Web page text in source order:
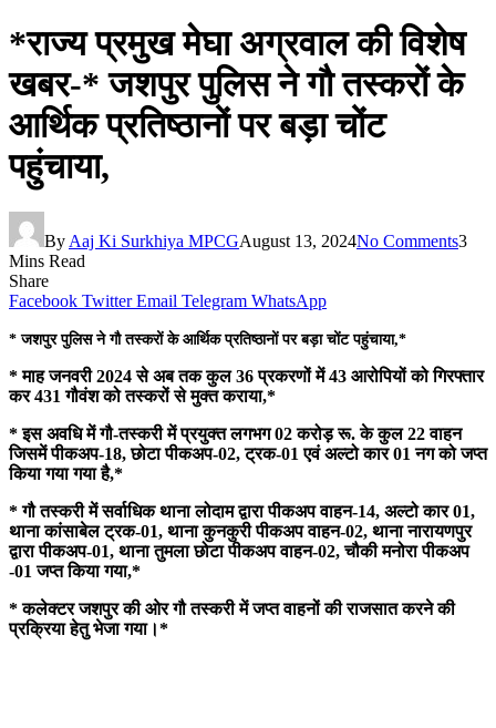
*राज्य प्रमुख मेघा अग्रवाल की विशेष
खबर-* जशपुर पुलिस ने गौ तस्करों के
आर्थिक प्रतिष्ठानों पर बड़ा चोंट
पहुंचाया,
By Aaj Ki Surkhiya MPCGAugust 13, 2024No Comments3
Mins Read
Share
Facebook Twitter Email Telegram WhatsApp
* जशपुर पुलिस ने गौ तस्करों के आर्थिक प्रतिष्ठानों पर बड़ा चोंट पहुंचाया,*
* माह जनवरी 2024 से अब तक कुल 36 प्रकरणों में 43 आरोपियों को गिरफ्तार
कर 431 गौवंश को तस्करों से मुक्त कराया,*
* इस अवधि में गौ-तस्करी में प्रयुक्त लगभग 02 करोड़ रू. के कुल 22 वाहन
जिसमें पीकअप-18, छोटा पीकअप-02, ट्रक-01 एवं अल्टो कार 01 नग को जप्त
किया गया गया है,*
* गौ तस्करी में सर्वाधिक थाना लोदाम द्वारा पीकअप वाहन-14, अल्टो कार 01,
थाना कांसाबेल ट्रक-01, थाना कुनकुरी पीकअप वाहन-02, थाना नारायणपुर
द्वारा पीकअप-01, थाना तुमला छोटा पीकअप वाहन-02, चौकी मनोरा पीकअप
-01 जप्त किया गया,*
* कलेक्टर जशपुर की ओर गौ तस्करी में जप्त वाहनों की राजसात करने की
प्रक्रिया हेतु भेजा गया।*